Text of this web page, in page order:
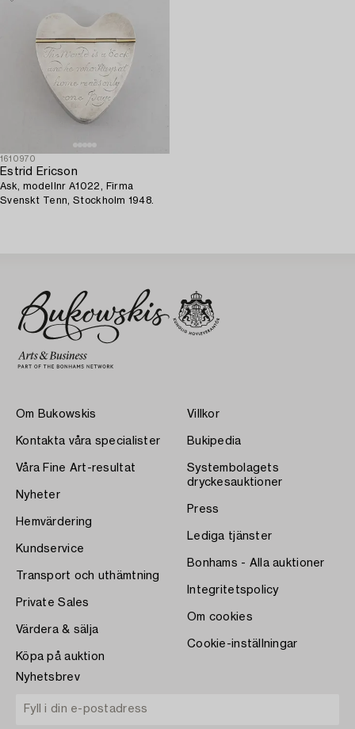
1610970
Estrid Ericson
Ask, modellnr A1022, Firma
Svenskt Tenn, Stockholm 1948.
Om Bukowskis
Kontakta våra specialister
Våra Fine Art-resultat
Nyheter
Hemvärdering
Kundservice
Transport och uthämtning
Private Sales
Värdera & sälja
Köpa på auktion
Villkor
Bukipedia
Systembolagets
dryckesauktioner
Press
Lediga tjänster
Bonhams - Alla auktioner
Integritetspolicy
Om cookies
Cookie-inställningar
Nyhetsbrev